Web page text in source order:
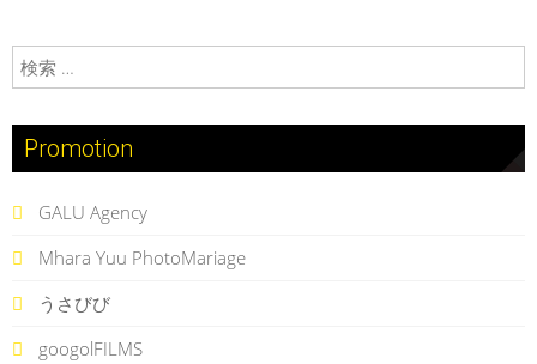
検索:
Promotion
GALU Agency
Mhara Yuu PhotoMariage
うさびび
googolFILMS